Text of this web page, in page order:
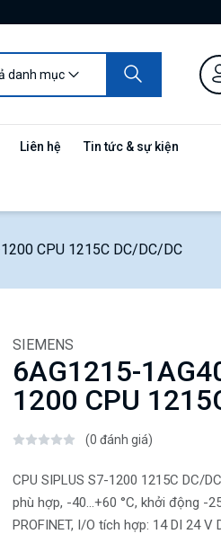
danh mục
Liên hệ Tin tức & sự kiện
CPU 1215C DC/DC/DC
SIEMENS
6AG1215-
1200 CPU
(0 đánh giá)
CPU SIPLUS S7-1200 1215C DC/
phù hợp, -40…+60 °C, khởi động -
PROFINET, I/O tích hợp: 14 DI 24